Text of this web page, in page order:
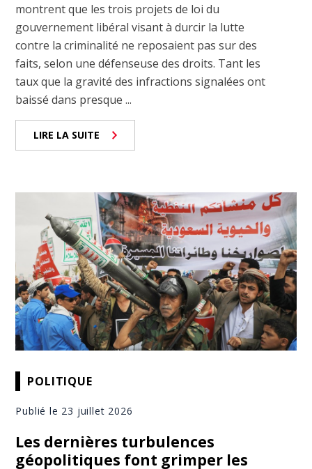
montrent que les trois projets de loi du
gouvernement libéral visant à durcir la lutte
contre la criminalité ne reposaient pas sur des
faits, selon une défenseuse des droits. Tant les
taux que la gravité des infractions signalées ont
baissé dans presque ...
LIRE LA SUITE
POLITIQUE
Publié le 23 juillet 2026
Les dernières turbulences
géopolitiques font grimper les